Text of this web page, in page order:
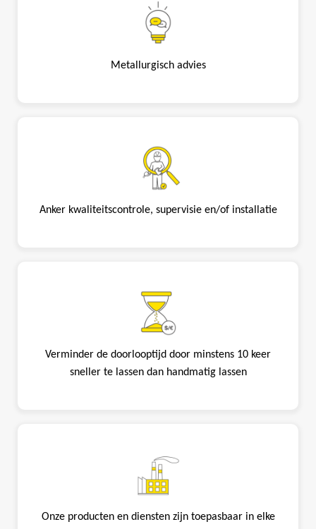
Metallurgisch advies
Anker kwaliteitscontrole, supervisie en/of installatie
Verminder de doorlooptijd door minstens 10 keer
sneller te lassen dan handmatig lassen
Onze producten en diensten zijn toepasbaar in elke